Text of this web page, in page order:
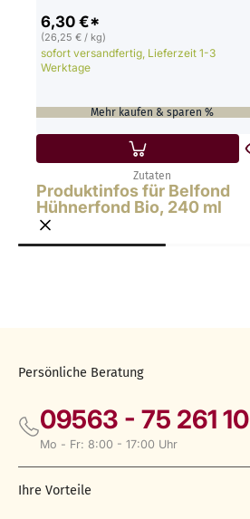
6,30 €*
(26,25 € / kg)
sofort versandfertig, Lieferzeit 1-3
Werktage
Mehr kaufen & sparen %
Zutaten
Produktinfos für Belfond
Hühnerfond Bio, 240 ml
Persönliche Beratung
09563 - 75 261 10
Mo - Fr: 8:00 - 17:00 Uhr
Ihre Vorteile